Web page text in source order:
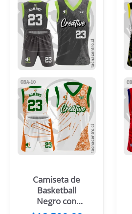
Camiseta de
Basketball
Negro con
Mangas Verdes